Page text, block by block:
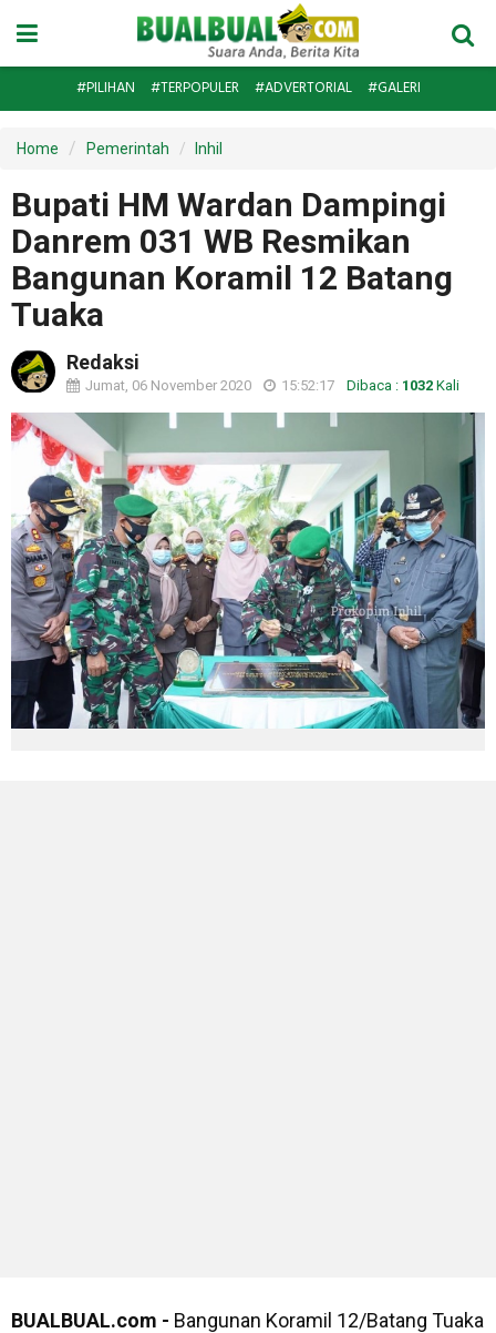
#PILIHAN #TERPOPULER #ADVERTORIAL #GALERI
Home Pemerintah Inhil
Bupati HM Wardan Dampingi
Danrem 031 WB Resmikan
Bangunan Koramil 12 Batang
Tuaka
Redaksi
Jumat, 06 November 2020 15:52:17 Dibaca : 1032 Kali
BUALBUAL.com - Bangunan Koramil 12/Batang Tuaka